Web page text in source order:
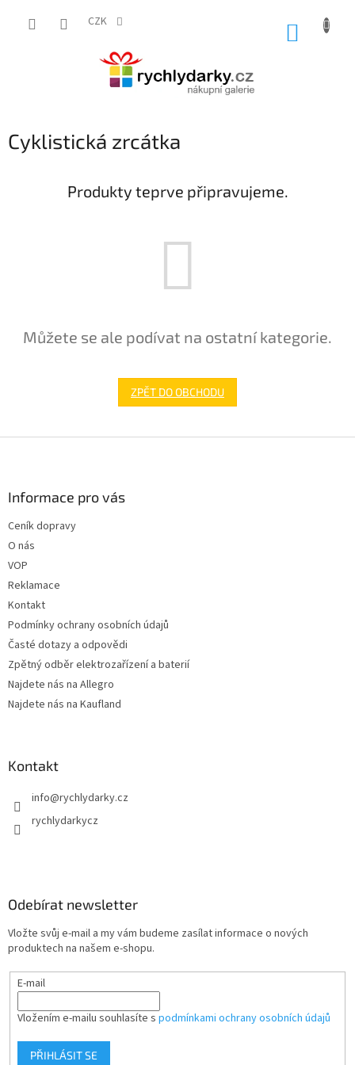
CZK
Cyklistická zrcátka
Produkty teprve připravujeme.
Můžete se ale podívat na ostatní kategorie.
ZPĚT DO OBCHODU
Informace pro vás
Ceník dopravy
O nás
VOP
Reklamace
Kontakt
Podmínky ochrany osobních údajů
Časté dotazy a odpovědi
Zpětný odběr elektrozařízení a baterií
Najdete nás na Allegro
Najdete nás na Kaufland
Kontakt
info@rychlydarky.cz
rychlydarkycz
Odebírat newsletter
Vložte svůj e-mail a my vám budeme zasílat informace o nových
produktech na našem e-shopu.
E-mail
Vložením e-mailu souhlasíte s podmínkami ochrany osobních údajů
PŘIHLÁSIT SE